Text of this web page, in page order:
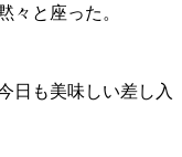
々と座った。
日も美味しい差し入